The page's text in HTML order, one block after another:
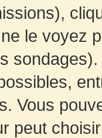
le voyez
Vous
peut